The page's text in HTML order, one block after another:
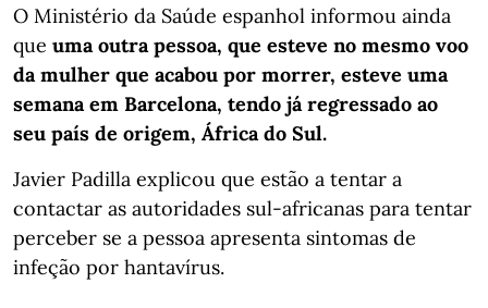
O Ministério da Saúde espanhol informou ainda
que uma outra pessoa, que esteve no mesmo voo
da mulher que acabou por morrer, esteve uma
semana em Barcelona, tendo já regressado ao
seu país de origem, África do Sul.
Javier Padilla explicou que estão a tentar a
contactar as autoridades sul-africanas para tentar
perceber se a pessoa apresenta sintomas de
infeção por hantavírus.